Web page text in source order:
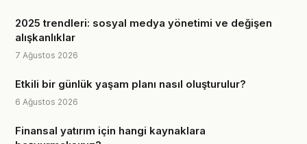
2025 trendleri: sosyal medya yönetimi ve değişen
alışkanlıklar
7 Ağustos 2026
Etkili bir günlük yaşam planı nasıl oluşturulur?
6 Ağustos 2026
Finansal yatırım için hangi kaynaklara